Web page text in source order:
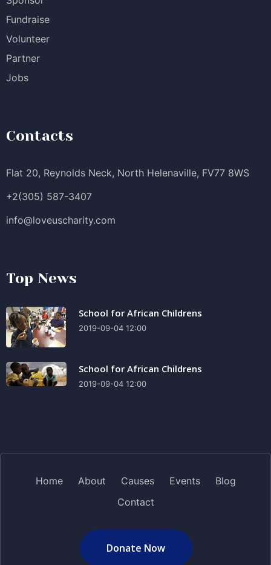
Fundraise
Volunteer
Partner
Jobs
Contacts
Flat 20, Reynolds Neck, North Helenaville, FV77 8WS
+2(305) 587-3407
info@loveuscharity.com
Top News
School for African Childrens
2019-09-04 12:00
School for African Childrens
2019-09-04 12:00
Home About Causes Events
Blog
Contact
Donate Now